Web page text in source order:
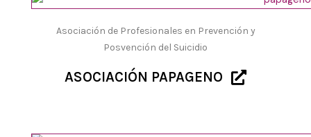
Asociación de Profesionales en Prevención y
Posvención del Suicidio
ASOCIACIÓN PAPAGENO